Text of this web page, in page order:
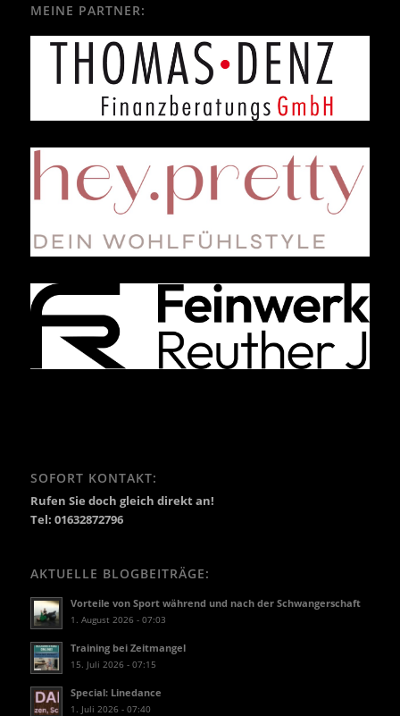
MEINE PARTNER:
SOFORT KONTAKT:
Rufen Sie doch gleich direkt an!
Tel: 01632872796
AKTUELLE BLOGBEITRÄGE:
Vorteile von Sport während und nach der Schwangerschaft
1. August 2026 - 07:03
Training bei Zeitmangel
15. Juli 2026 - 07:15
Special: Linedance
1. Juli 2026 - 07:40